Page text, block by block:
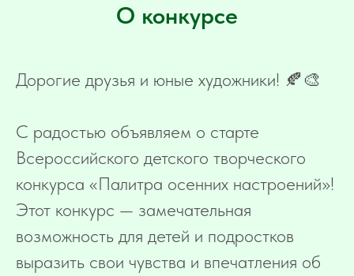
О конкурсе
Дорогие друзья и юные художники! 🍂🎨
С радостью объявляем о старте
Всероссийского детского творческого
конкурса «Палитра осенних настроений»!
Этот конкурс — замечательная
возможность для детей и подростков
выразить свои чувства и впечатления об